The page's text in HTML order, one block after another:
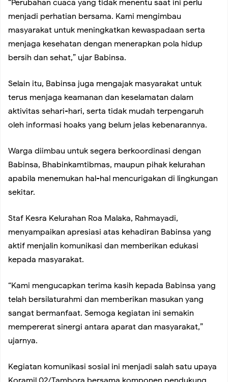
Koramil 02/Tambora Tingkatkan Kewaspadaan Malam
Malaka
Koramil 02/Tambora Pastikan Seluruh Wilayah Aman dari
Genangan, Babinsa Siaga Hadapi Cuaca Ekstrem
Koramil 02/Tambora Intensif Pantau Harga Sembako,
Pastikan Stok Bahan Pokok Aman untuk Masyarakat
Koramil 02/Tambora Perkuat Sinergi Tiga Pilar di Duri
Krendang, Tingkatkan Kewaspadaan Demi Keamanan
“Perubahan cuaca yang tidak menentu saat ini perlu
menjadi perhatian bersama. Kami mengimbau
masyarakat untuk meningkatkan kewaspadaan serta
menjaga kesehatan dengan menerapkan pola hidup
bersih dan sehat,” ujar Babinsa.
Selain itu, Babinsa juga mengajak masyarakat untuk
terus menjaga keamanan dan keselamatan dalam
aktivitas sehari-hari, serta tidak mudah terpengaruh
oleh informasi hoaks yang belum jelas kebenarannya.
Warga diimbau untuk segera berkoordinasi dengan
Babinsa, Bhabinkamtibmas, maupun pihak kelurahan
apabila menemukan hal-hal mencurigakan di lingkungan
sekitar.
Staf Kesra Kelurahan Roa Malaka, Rahmayadi,
menyampaikan apresiasi atas kehadiran Babinsa yang
aktif menjalin komunikasi dan memberikan edukasi
kepada masyarakat.
“Kami mengucapkan terima kasih kepada Babinsa yang
telah bersilaturahmi dan memberikan masukan yang
sangat bermanfaat. Semoga kegiatan ini semakin
mempererat sinergi antara aparat dan masyarakat,”
ujarnya.
Kegiatan komunikasi sosial ini menjadi salah satu upaya